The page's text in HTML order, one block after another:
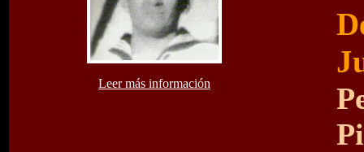
Leer más información